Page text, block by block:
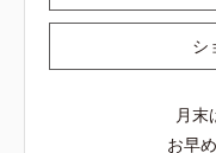
シ
月末
お早